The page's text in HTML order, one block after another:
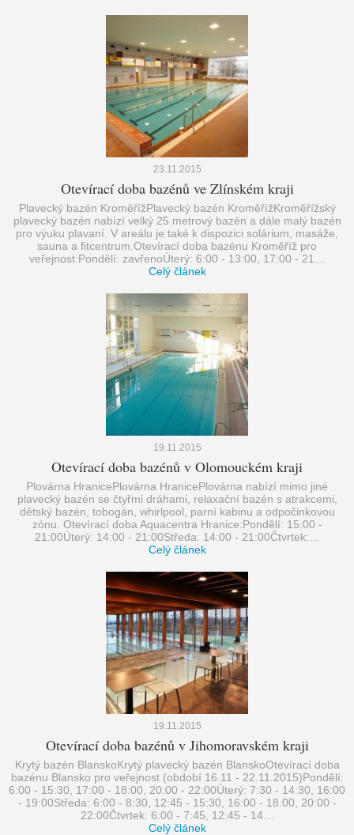
23.11.2015
Otevírací doba bazénů ve Zlínském kraji
Plavecký bazén KroměřížPlavecký bazén KroměřížKroměřížský
plavecký bazén nabízí velký 25 metrový bazén a dále malý bazén
pro výuku plavaní. V areálu je také k dispozici solárium, masáže,
sauna a fitcentrum.Otevírací doba bazénu Kroměříž pro
veřejnost:Pondělí: zavřenoÚterý: 6:00 - 13:00, 17:00 - 21…
Celý článek
19.11.2015
Otevírací doba bazénů v Olomouckém kraji
Plovárna HranicePlovárna HranicePlovárna nabízí mimo jiné
plavecký bazén se čtyřmi dráhami, relaxační bazén s atrakcemi,
dětský bazén, tobogán, whirlpool, parní kabinu a odpočinkovou
zónu. Otevírací doba Aquacentra Hranice:Pondělí: 15:00 -
21:00Úterý: 14:00 - 21:00Středa: 14:00 - 21:00Čtvrtek:…
Celý článek
19.11.2015
Otevírací doba bazénů v Jihomoravském kraji
Krytý bazén BlanskoKrytý plavecký bazén BlanskoOtevírací doba
bazénu Blansko pro veřejnost (období 16.11 - 22.11.2015)Pondělí:
6:00 - 15:30, 17:00 - 18:00, 20:00 - 22:00Úterý: 7:30 - 14:30, 16:00
- 19:00Středa: 6:00 - 8:30, 12:45 - 15:30, 16:00 - 18:00, 20:00 -
22:00Čtvrtek: 6:00 - 7:45, 12:45 - 14…
Celý článek